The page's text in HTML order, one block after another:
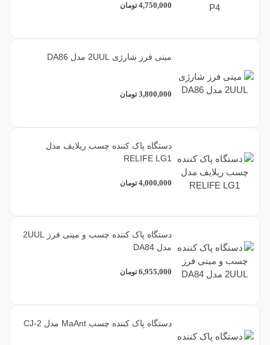
4,750,000 تومان
مینی فرز شارژی 2UUL مدل DA86
3,800,000 تومان
دستگاه پاک کننده چسب ریلایف مدل
RELIFE LG1
4,000,000 تومان
دستگاه پاک کننده چسب و مینی فرز 2UUL
مدل DA84
6,955,000 تومان
دستگاه پاک کننده چسب MaAnt مدل CJ-2